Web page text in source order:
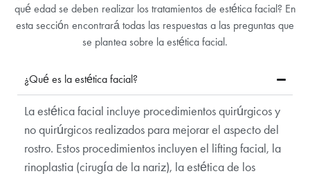
qué edad se deben realizar los tratamientos de estética facial? En
esta sección encontrará todas las respuestas a las preguntas que
se plantea sobre la estética facial.
¿Qué es la estética facial?
La estética facial incluye procedimientos quirúrgicos y
no quirúrgicos realizados para mejorar el aspecto del
rostro. Estos procedimientos incluyen el lifting facial, la
rinoplastia (cirugía de la nariz), la estética de los